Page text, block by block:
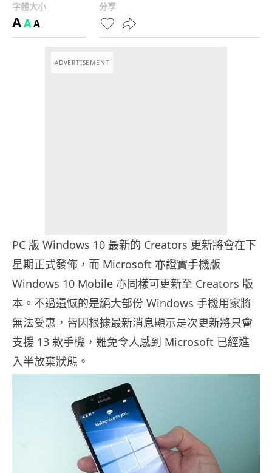
字體大小
AAA
分享
ADVERTISEMENT
PC 版 Windows 10 最新的 Creators 更新將會在下
星期正式發佈，而 Microsoft 亦證實手機版
Windows 10 Mobile 亦同樣可更新至 Creators 版
本。不過遺憾的是絕大部份 Windows 手機用家將
無法受惠，皆因根據最新消息顯示是次更新將只會
支援 13 款手機，難免令人感到 Microsoft 已經進
入半放棄狀態。